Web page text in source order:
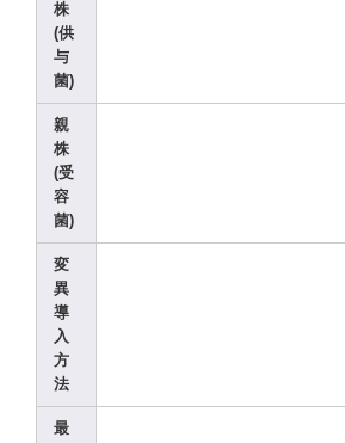
株
(供
与
菌)
親
株
(受
容
菌)
変
異
導
入
方
法
最